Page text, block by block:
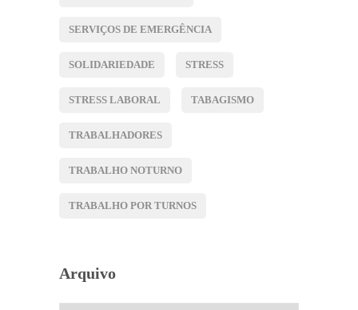
SERVIÇOS DE EMERGÊNCIA
SOLIDARIEDADE STRESS
STRESS LABORAL TABAGISMO
TRABALHADORES
TRABALHO NOTURNO
TRABALHO POR TURNOS
Arquivo